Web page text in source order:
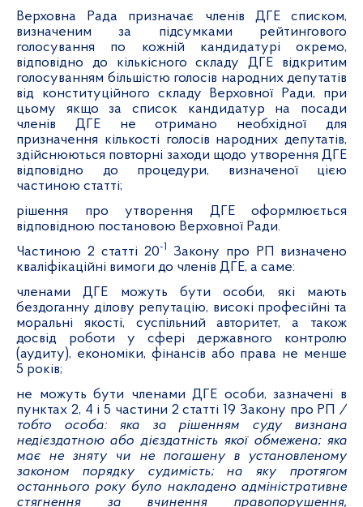
Верховна Рада призначає членів ДГЕ списком,
визначеним за підсумками рейтингового
голосування по кожній кандидатурі окремо,
відповідно до кількісного складу ДГЕ відкритим
голосуванням більшістю голосів народних депутатів
від конституційного складу Верховної Ради, при
цьому якщо за список кандидатур на посади
членів ДГЕ не отримано необхідної для
призначення кількості голосів народних депутатів,
здійснюються повторні заходи щодо утворення ДГЕ
відповідно до процедури, визначеної цією
частиною статті;
рішення про утворення ДГЕ оформлюється
відповідною постановою Верховної Ради.
Частиною 2 статті 20-1
Закону про РП визначено
кваліфікаційні вимоги до членів ДГЕ, а саме:
членами ДГЕ можуть бути особи, які мають
бездоганну ділову репутацію, високі професійні та
моральні якості, суспільний авторитет, а також
досвід роботи у сфері державного контролю
(аудиту), економіки, фінансів або права не менше
5 років;
не можуть бути членами ДГЕ особи, зазначені в
пунктах 2, 4 і 5 частини 2 статті 19 Закону про РП /
тобто особа: яка за рішенням суду визнана
недієздатною або дієздатність якої обмежена; яка
має не зняту чи не погашену в установленому
законом порядку судимість; на яку протягом
останнього року було накладено адміністративне
стягнення за вчинення правопорушення,